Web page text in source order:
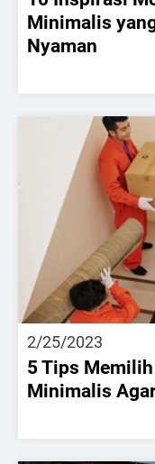
Minimalis
Nyaman
2/25/2023
5 Tips
Minimalis